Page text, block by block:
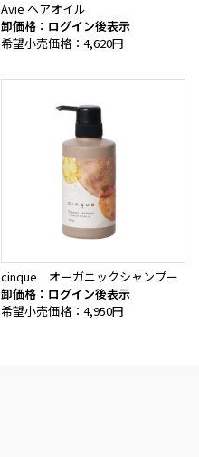
Avie ヘアオイル
卸価格：ログイン後表示
希望小売価格：4,620円
cinque オーガニックシャンプー
卸価格：ログイン後表示
希望小売価格：4,950円